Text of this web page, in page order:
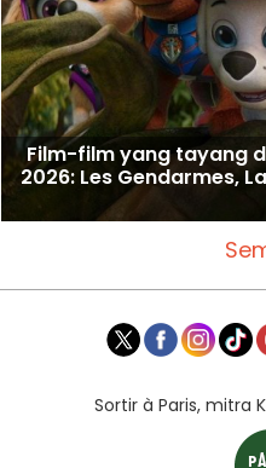
Film-film yang tayang
2026: Les Gendarmes,
Sortir à Paris, mitra